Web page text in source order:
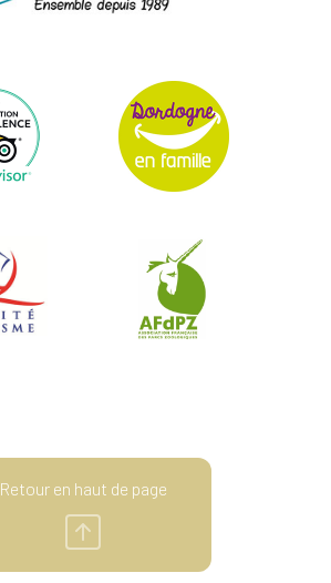
Retour en haut de page